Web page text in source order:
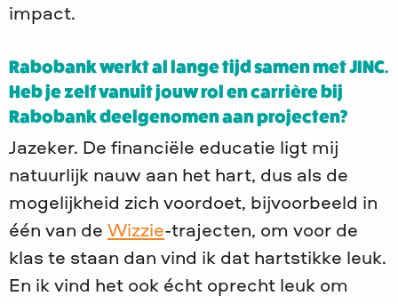
impact.
Rabobank werkt al lange tijd samen met JINC.
Heb je zelf vanuit jouw rol en carrière bij
Rabobank deelgenomen aan projecten?
Jazeker. De financiële educatie ligt mij
natuurlijk nauw aan het hart, dus als de
mogelijkheid zich voordoet, bijvoorbeeld in
één van de Wizzie-trajecten, om voor de
klas te staan dan vind ik dat hartstikke leuk.
En ik vind het ook écht oprecht leuk om